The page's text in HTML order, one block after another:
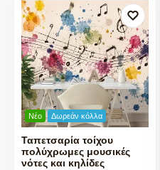
Νέο Δωρεάν κόλλα
Ταπετσαρία τοίχου
πολύχρωμες μουσικές
νότες και κηλίδες